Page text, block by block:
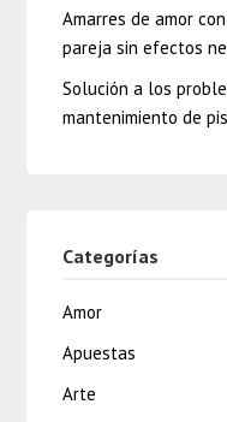
Amarres de amor
pareja sin efectos
Solución a los
mantenimiento de
Categorías
Amor
Apuestas
Arte